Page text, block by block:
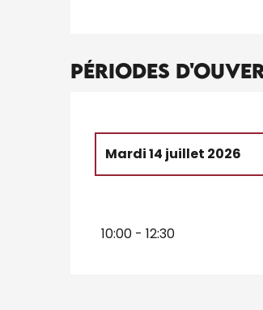
Périodes
Jusqu'au30 août 2026
Mardi 14 juillet 2026
10:00 - 12:30